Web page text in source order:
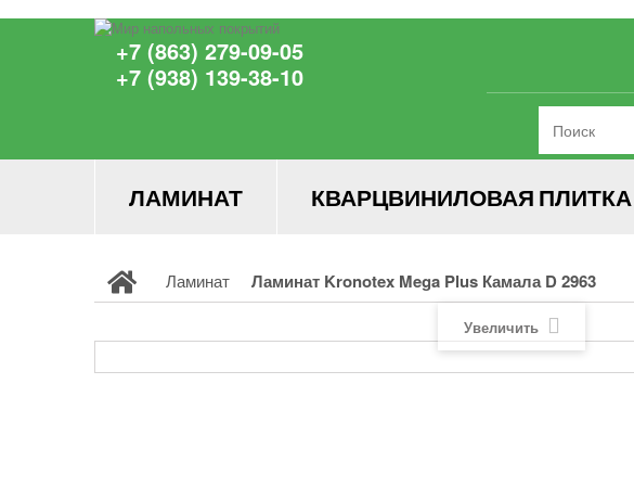
+7 (863) 279-09-05
+7 (938) 139-38-10
ЛАМИНАТ КВАРЦВИНИЛОВАЯ ПЛИТКА
Ламинат Ламинат Kronotex Mega Plus Камала D 2963
Увеличить